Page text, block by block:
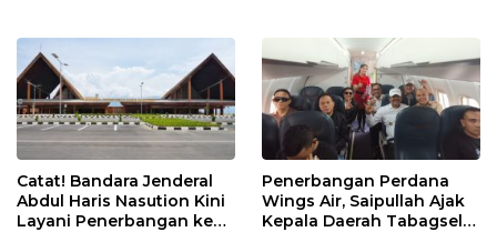
Catat! Bandara Jenderal
Abdul Haris Nasution Kini
Layani Penerbangan ke
Penerbangan Perdana
Wings Air, Saipullah Ajak
Kepala Daerah Tabagsel